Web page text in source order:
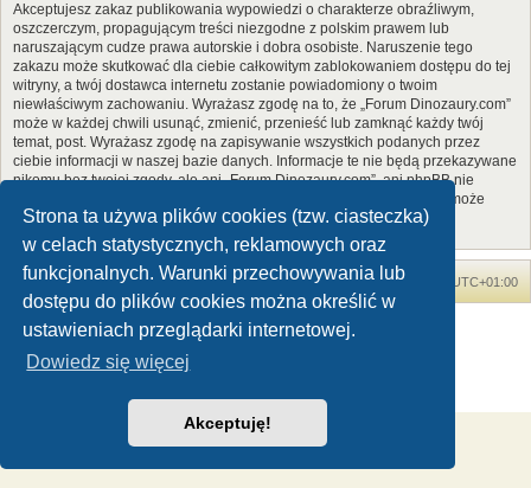
Strona ta używa plików cookies (tzw. ciasteczka)
w celach statystycznych, reklamowych oraz
funkcjonalnych. Warunki przechowywania lub
dostępu do plików cookies można określić w
ustawieniach przeglądarki internetowej.
Dowiedz się więcej
Akceptuję!
Akceptujesz zakaz publikowania wypowiedzi o charakterze obraźliwym,
oszczerczym, propagującym treści niezgodne z polskim prawem lub
naruszającym cudze prawa autorskie i dobra osobiste. Naruszenie tego
zakazu może skutkować dla ciebie całkowitym zablokowaniem dostępu do tej
witryny, a twój dostawca internetu zostanie powiadomiony o twoim
niewłaściwym zachowaniu. Wyrażasz zgodę na to, że „Forum Dinozaury.com”
może w każdej chwili usunąć, zmienić, przenieść lub zamknąć każdy twój
temat, post. Wyrażasz zgodę na zapisywanie wszystkich podanych przez
ciebie informacji w naszej bazie danych. Informacje te nie będą przekazywane
nikomu bez twojej zgody, ale ani „Forum Dinozaury.com”, ani phpBB nie
ponosi odpowiedzialności za włamania do witryny, podczas których może
dojść do kradzieży danych.
Forum Dinozaury.com Strona główna Strefa czasowa UTC+01:00
Dinozaury.com© 2006-2020
Polski pakiet językowy dostarcza